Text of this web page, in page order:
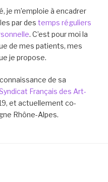
je m’emploie à encadrer
par des temps réguliers
. C’est pour moi la
de mes patients, mes
je propose.
de sa
Français des Art-
et actuellement co-
Rhône-Alpes.